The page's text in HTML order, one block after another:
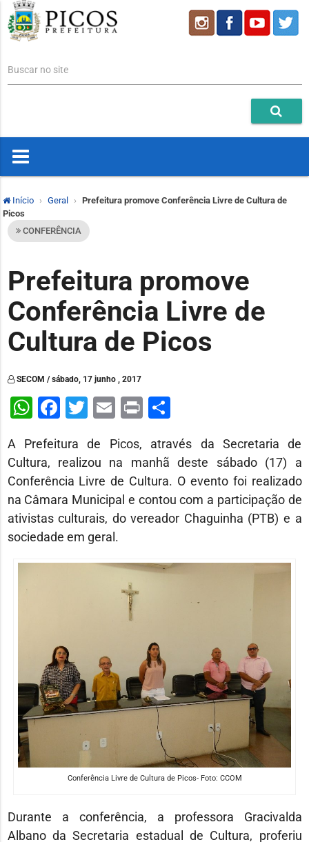
Buscar no site
Início Geral
Prefeitura promove Conferência Livre de Cultura de
Picos
CONFERÊNCIA
Prefeitura promove
Conferência Livre de
Cultura de Picos
SECOM / sábado, 17 junho , 2017
WhatsApp
Facebook
Twitter
Email
PrintShare
A Prefeitura de Picos, através da Secretaria de
Cultura, realizou na manhã deste sábado (17) a
Conferência Livre de Cultura. O evento foi realizado
na Câmara Municipal e contou com a participação de
ativistas culturais, do vereador Chaguinha (PTB) e a
sociedade em geral.
Conferência Livre de Cultura de Picos- Foto: CCOM
Durante a conferência, a professora Gracivalda
Albano da Secretaria estadual de Cultura, proferiu